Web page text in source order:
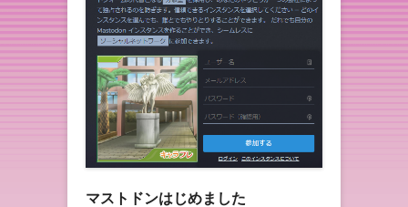
マストドンはじめました